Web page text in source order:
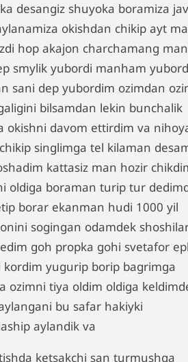
desangiz shuyoka boramiza
okishdan chikip ayt
hop akajon charchamang man
smylik yubordi manham
sani dep yubordim ozimdan
bilsamdan lekin bunchalik
okishni davom ettirdim va
singlimga tel kilaman
kattasiz man hozir
oldiga boraman turip tur
borar ekanman hudi 1000 yil
sogingan odamdek
goh propka gohi svetafor
yugurip borip bagrimga
ozimni tiya oldim oldiga
bu safar hakiyki
aylandik va
ketsakchi san turmushga